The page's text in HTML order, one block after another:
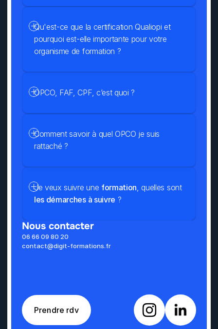
Nous contacter
06 66 09 80 20
contact@digit-formations.fr
Qu'est-ce que la certification Qualiopi et
pourquoi est-elle importante pour votre
organisme de formation ?
Comment savoir à quel OPCO je suis
rattaché ?
Je veux suivre une formation
, quelles sont
les démarches à suivre ?
OPCO, FAF, CPF, c’est quoi ?
Prendre rdv